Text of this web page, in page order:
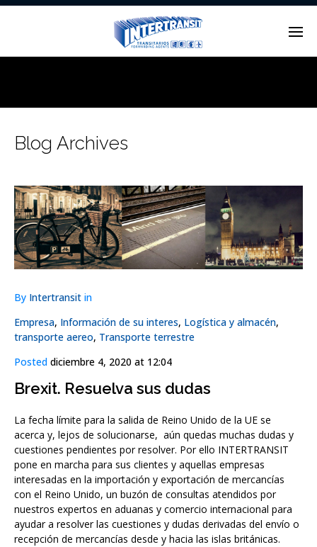
Blog Archives
By Intertransit in
Empresa, Información de su interes, Logística y almacén,
transporte aereo, Transporte terrestre
Posted diciembre 4, 2020 at 12:04
Brexit. Resuelva sus dudas
La fecha límite para la salida de Reino Unido de la UE se
acerca y, lejos de solucionarse, aún quedas muchas dudas y
cuestiones pendientes por resolver. Por ello INTERTRANSIT
pone en marcha para sus clientes y aquellas empresas
interesadas en la importación y exportación de mercancías
con el Reino Unido, un buzón de consultas atendidos por
nuestros expertos en aduanas y comercio internacional para
ayudar a resolver las cuestiones y dudas derivadas del envío o
recepción de mercancías desde y hacia las islas británicas.